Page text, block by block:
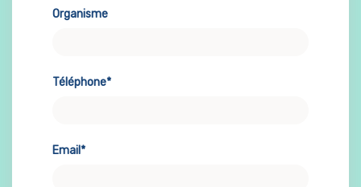
Organisme
Téléphone*
Email*